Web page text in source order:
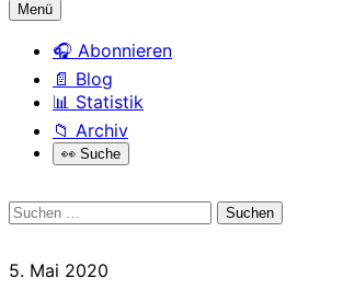
Menü
🎧 Abonnieren
📄 Blog
📊 Statistik
📁 Archiv
👀 SucheOpen
the
form
Suchen
5. Mai 2020